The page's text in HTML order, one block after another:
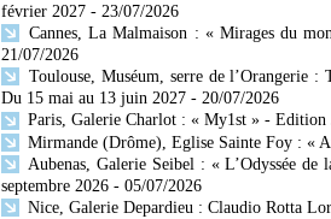
février 2027 - 23/07/2026
Cannes, La Malmaison : « Mirages du
21/07/2026
Toulouse, Muséum, serre de l’Orangerie
Du 15 mai au 13 juin 2027 - 20/07/2026
Paris, Galerie Charlot : « My1st » - Edition
Mirmande (Drôme), Eglise Sainte Foy : «
Aubenas, Galerie Seibel : « L’Odyssée
septembre 2026 - 05/07/2026
Nice, Galerie Depardieu : Claudio Rotta